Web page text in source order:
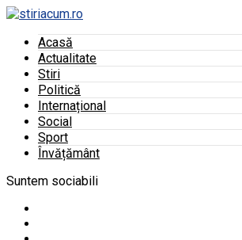
Acasă
Actualitate
Stiri
Politică
Internațional
Social
Sport
Învățământ
Suntem sociabili